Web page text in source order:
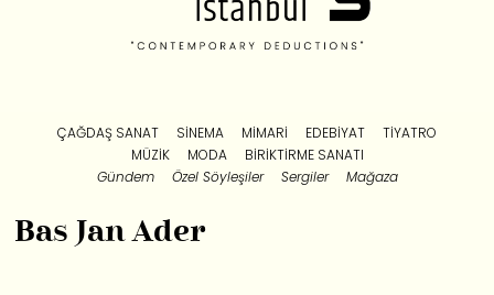
ÇAĞDAŞ SANAT SINEMA MIMARI EDEBIYAT
TIYATRO
MÜZIK
MODA
BIRIKTIRME SANATI
Gündem
Özel Söyleşiler Sergiler Mağaza
Bas Jan Ader